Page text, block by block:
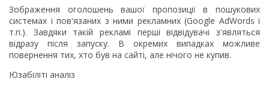
Зображення оголошень вашої пропозиції в пошукових
системах і пов'язаних з ними рекламних (Google AdWords і
т.п.). Завдяки такій рекламі перші відвідувачі з'являться
відразу після запуску. В окремих випадках можливе
повернення тих, хто був на сайті, але нічого не купив.
Юзабіліті аналіз